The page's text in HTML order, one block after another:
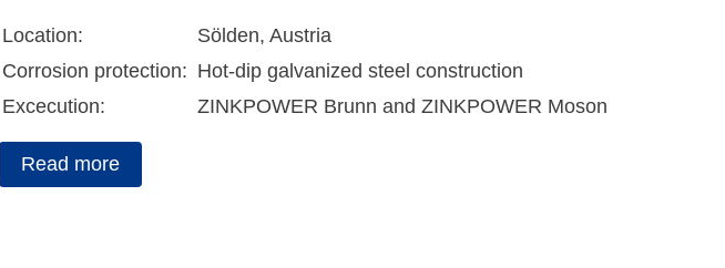
Location:
Sölden, Austria
Corrosion protection: Hot-dip galvanized steel construction
Excecution:
ZINKPOWER Brunn and ZINKPOWER Moson
Read more